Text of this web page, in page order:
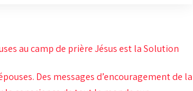
au camp de prière Jésus est la Solution
Des messages d’encouragement de la